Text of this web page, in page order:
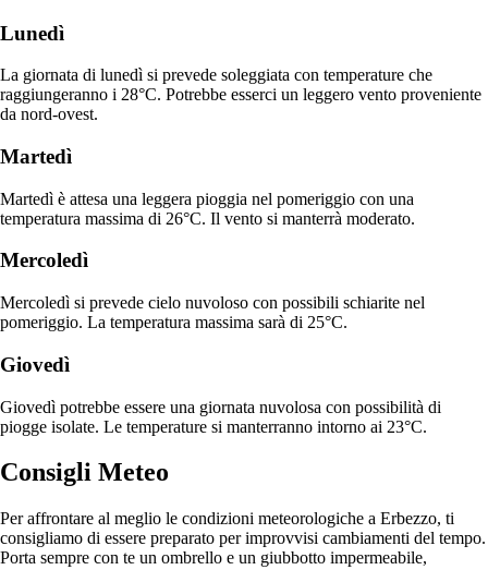
Lunedì
La giornata di lunedì si prevede soleggiata con temperature che
raggiungeranno i 28°C. Potrebbe esserci un leggero vento proveniente
da nord-ovest.
Martedì
Martedì è attesa una leggera pioggia nel pomeriggio con una
temperatura massima di 26°C. Il vento si manterrà moderato.
Mercoledì
Mercoledì si prevede cielo nuvoloso con possibili schiarite nel
pomeriggio. La temperatura massima sarà di 25°C.
Giovedì
Giovedì potrebbe essere una giornata nuvolosa con possibilità di
piogge isolate. Le temperature si manterranno intorno ai 23°C.
Consigli Meteo
Per affrontare al meglio le condizioni meteorologiche a Erbezzo, ti
consigliamo di essere preparato per improvvisi cambiamenti del tempo.
Porta sempre con te un ombrello e un giubbotto impermeabile,